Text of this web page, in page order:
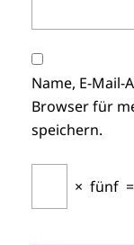
Name, E-Mail-
Browser für
speichern.
× fünf =